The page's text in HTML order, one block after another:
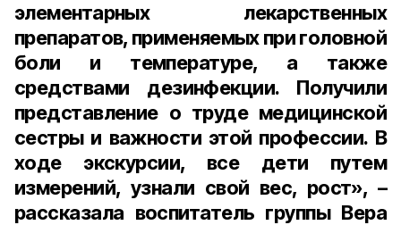
элементарных лекарственных
препаратов, применяемых при головной
боли и температуре, а также
средствами дезинфекции. Получили
представление о труде медицинской
сестры и важности этой профессии. В
ходе экскурсии, все дети путем
измерений, узнали свой вес, рост», –
рассказала воспитатель группы Вера